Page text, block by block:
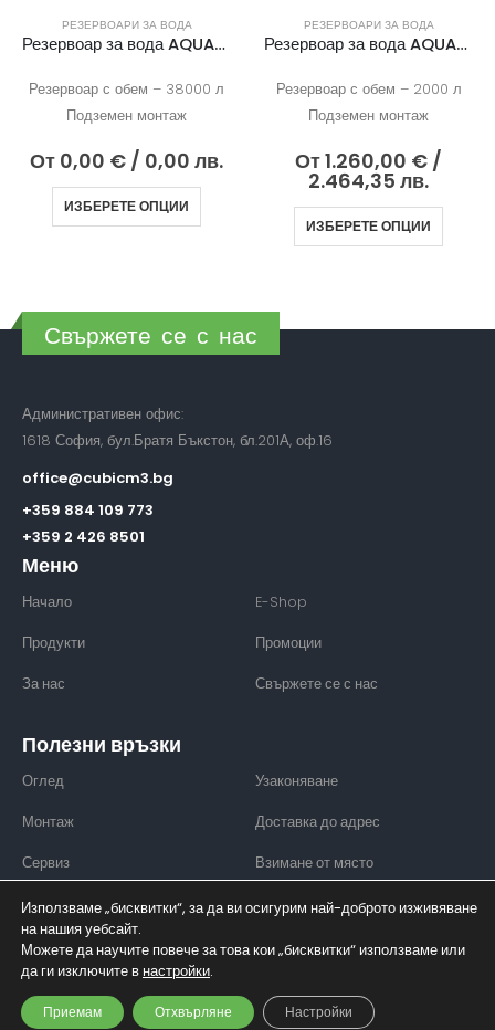
РЕЗЕРВОАРИ ЗА ВОДА
Резервоар за вода AQUAstay 38000
Резервоар с обем – 38000 л
Подземен монтаж
От 0,00 € / 0,00 лв.
ИЗБЕРЕТЕ ОПЦИИ
РЕЗЕРВОАРИ ЗА ВОДА
Резервоар за вода AQUAstay 2000
Резервоар с обем – 2000 л
Подземен монтаж
От1.260,00 € /
2.464,35 лв.
ИЗБЕРЕТЕ ОПЦИИ
Свържете се с нас
Административен офис:
1618 София, бул.Братя Бъкстон, бл.201А, оф.16
office@cubicm3.bg
+359 884 109 773
+359 2 426 8501
Меню
Начало
Продукти
За нас
E-Shop
Промоции
Свържете се с нас
Полезни връзки
Оглед
Монтаж
Сервиз
Узаконяване
Доставка до адрес
Взимане от място
© CUBICM3 - 2026. Всички права запазени.
Използваме „бисквитки“, за да ви осигурим най-доброто изживяване
на нашия уебсайт.
Можете да научите повече за това кои „бисквитки“ използваме или
да ги изключите в настройки.
Приемам Отхвърляне Настройки